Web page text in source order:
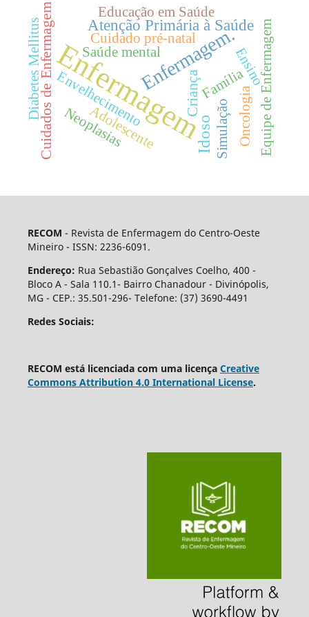
Enfermagem
Enfermagem.
Idoso
Atenção Primária à Saúde
Cuidados de Enfermagem Criança
Cuidado pré-natal
Educação em Saúde
Envelhecimento
Adolescente
Família Equipe de Enfermagem
Ensino
Neoplasias
Diabetes Mellitus Saúde mental
Oncologia
Simulação
RECOM - Revista de Enfermagem do Centro-Oeste
Mineiro - ISSN: 2236-6091.
Endereço: Rua Sebastião Gonçalves Coelho, 400 -
Bloco A - Sala 110.1- Bairro Chanadour - Divinópolis,
MG - CEP.: 35.501-296- Telefone: (37) 3690-4491
Redes Sociais:
RECOM está licenciada com uma licença Creative
Commons Attribution 4.0 International License.